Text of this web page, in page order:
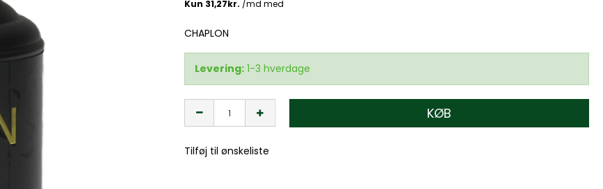
CHAPLON
Levering: 1-3 hverdage
KØB
Tilføj til ønskeliste